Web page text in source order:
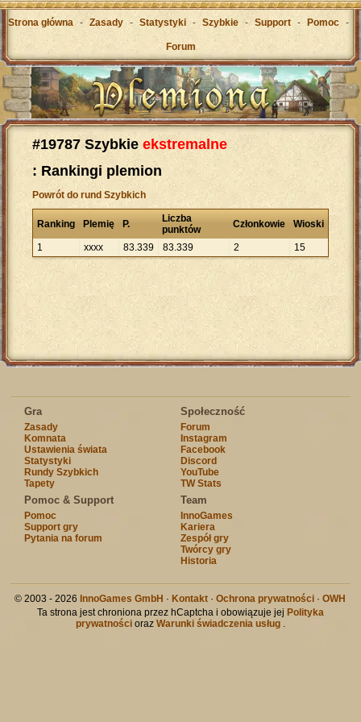
Strona główna - Zasady - Statystyki - Szybkie - Support - Pomoc -
Forum
#19787 Szybkieekstremalne
: Rankingi plemion
Powrót do rund Szybkich
Ranking Plemię P.
Liczba
punktów
Członkowie Wioski
1 xxxx 83.339 83.339 2 15
Gra
Zasady
Komnata
Ustawienia świata
Statystyki
Rundy Szybkich
Tapety
Społeczność
Forum
Instagram
Facebook
Discord
YouTube
TW Stats
Pomoc & Support
Pomoc
Support gry
Pytania na forum
Team
InnoGames
Kariera
Zespół gry
Twórcy gry
Historia
© 2003 - 2026 InnoGames GmbH · Kontakt ·Ochrona prywatności ·OWH
Ta strona jest chroniona przez hCaptcha i obowiązuje jej Polityka
prywatnościoraz Warunki świadczenia usług.